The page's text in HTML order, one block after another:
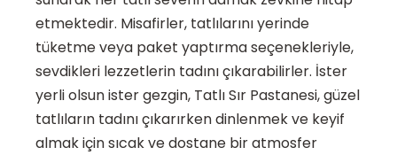
etmektedir. Misafirler, tatlılarını yerinde
tüketme veya paket yaptırma seçenekleriyle,
sevdikleri lezzetlerin tadını çıkarabilirler. İster
yerli olsun ister gezgin, Tatlı Sır Pastanesi, güzel
tatlıların tadını çıkarırken dinlenmek ve keyif
almak için sıcak ve dostane bir atmosfer